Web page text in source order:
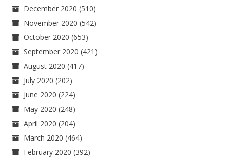
December 2020 (510)
November 2020 (542)
October 2020 (653)
September 2020 (421)
August 2020 (417)
July 2020 (202)
June 2020 (224)
May 2020 (248)
April 2020 (204)
March 2020 (464)
February 2020 (392)